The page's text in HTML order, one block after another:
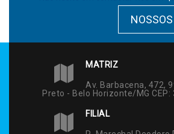
MATRIZ
Av. Barbacena, 472,
Preto - Belo Horizonte/MG CEP:
FILIAL